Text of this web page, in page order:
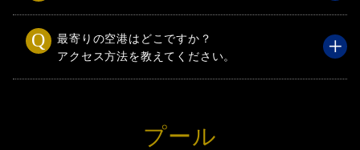
最寄りの空港はどこですか？
アクセス方法を教えてください。
プール